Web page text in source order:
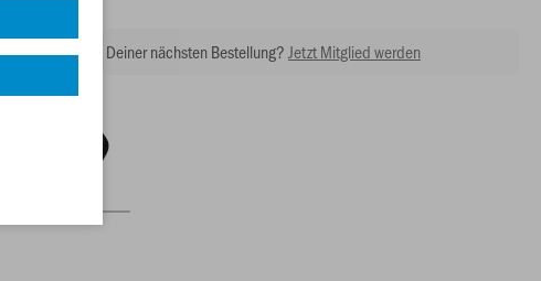
30% Rabatt bei Deiner nächsten Bestellung? Jetzt Mitglied werden